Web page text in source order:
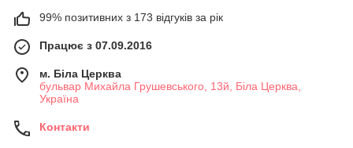
99% позитивних з 173 відгуків за рік
Працює з 07.09.2016
м. Біла Церква
бульвар Михайла Грушевського, 13й, Біла Церква,
Україна
Контакти